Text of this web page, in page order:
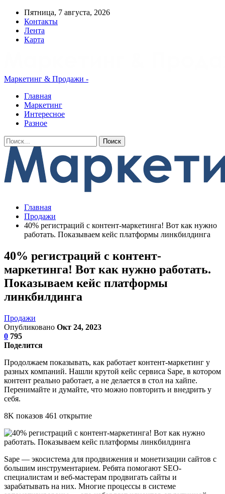
Пятница, 7 августа, 2026
Контакты
Лента
Карта
Маркетинг & Продажи -
Главная
Маркетинг
Интересное
Разное
Главная
Продажи
40% регистраций с контент-маркетинга! Вот как нужно
работать. Показываем кейс платформы линкбилдинга
40% регистраций с контент-
маркетинга! Вот как нужно работать.
Показываем кейс платформы
линкбилдинга
Продажи
Опубликовано Окт 24, 2023
0 795
Поделится
Продолжаем показывать, как работает контент-маркетинг у
разных компаний. Нашли крутой кейс сервиса Sape, в котором
контент реально работает, а не делается в стол на хайпе.
Перенимайте и думайте, что можно повторить и внедрить у
себя.
8K показов 461 открытие
Sape — экосистема для продвижения и монетизации сайтов с
большим инструментарием. Ребята помогают SEO-
специалистам и веб-мастерам продвигать сайты и
зарабатывать на них. Многие процессы в системе